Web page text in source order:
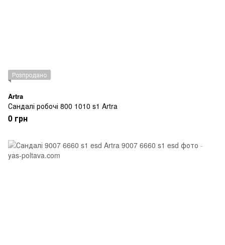
Розпродано
Artra
Сандалі робочі 800 1010 s1 Artra
0 грн